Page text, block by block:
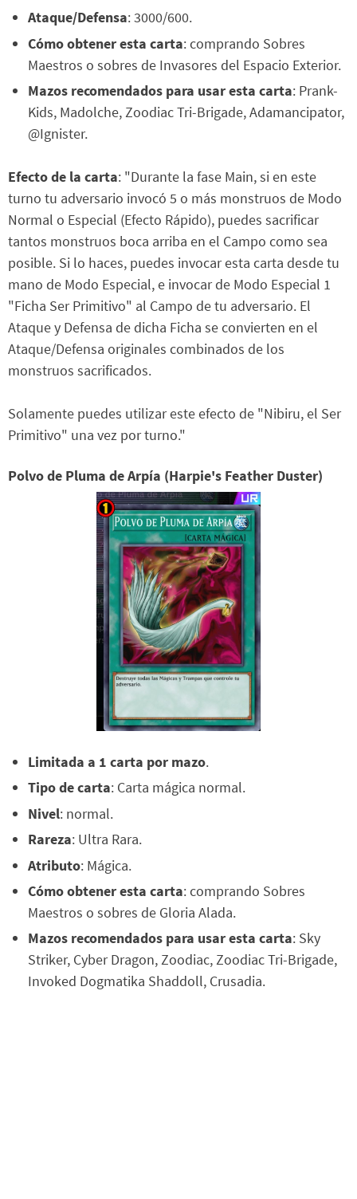
Ataque/Defensa: 3000/600.
Cómo obtener esta carta: comprando Sobres
Maestros o sobres de Invasores del Espacio Exterior.
Mazos recomendados para usar esta carta: Prank-
Kids, Madolche, Zoodiac Tri-Brigade, Adamancipator,
@Ignister.
Efecto de la carta: "Durante la fase Main, si en este
turno tu adversario invocó 5 o más monstruos de Modo
Normal o Especial (Efecto Rápido), puedes sacrificar
tantos monstruos boca arriba en el Campo como sea
posible. Si lo haces, puedes invocar esta carta desde tu
mano de Modo Especial, e invocar de Modo Especial 1
"Ficha Ser Primitivo" al Campo de tu adversario. El
Ataque y Defensa de dicha Ficha se convierten en el
Ataque/Defensa originales combinados de los
monstruos sacrificados.
Solamente puedes utilizar este efecto de "Nibiru, el Ser
Primitivo" una vez por turno."
Polvo de Pluma de Arpía (Harpie's Feather Duster)
Limitada a 1 carta por mazo.
Tipo de carta: Carta mágica normal.
Nivel: normal.
Rareza: Ultra Rara.
Atributo: Mágica.
Cómo obtener esta carta: comprando Sobres
Maestros o sobres de Gloria Alada.
Mazos recomendados para usar esta carta: Sky
Striker, Cyber Dragon, Zoodiac, Zoodiac Tri-Brigade,
Invoked Dogmatika Shaddoll, Crusadia.